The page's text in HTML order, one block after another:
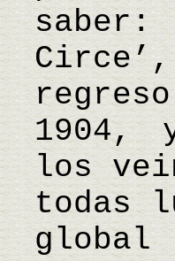
saber:
1904,
los
todas